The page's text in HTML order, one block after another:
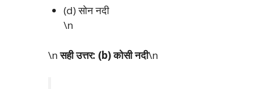
(d) सोन नदी
\n
\nसही उत्तर: (b) कोसी नदी\n